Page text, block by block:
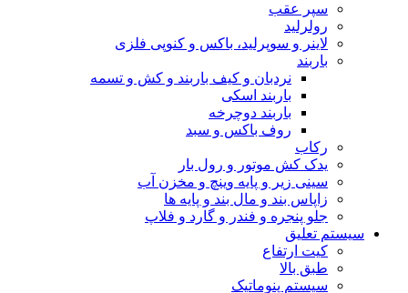
سپر عقب
رولرلید
لاینر و سوپرلید، باکس و کنوپی فلزی
باربند
نردبان و کیف باربند و کش و تسمه
باربند اسکی
باربند دوچرخه
روف باکس و سبد
رکاب
یدک کش موتور و رول بار
سینی زیر و پایه وینچ و مخزن آب
زاپاس بند و مال بند و پایه ها
جلو پنجره و فندر و گارد و فلاپ
سیستم تعلیق
کیت ارتفاع
طبق بالا
سیستم پنوماتیک